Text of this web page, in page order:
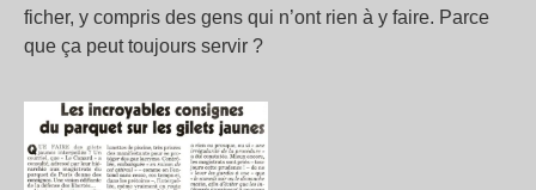
ficher, y compris des gens qui n’ont rien à y faire. Parce
que ça peut toujours servir ?